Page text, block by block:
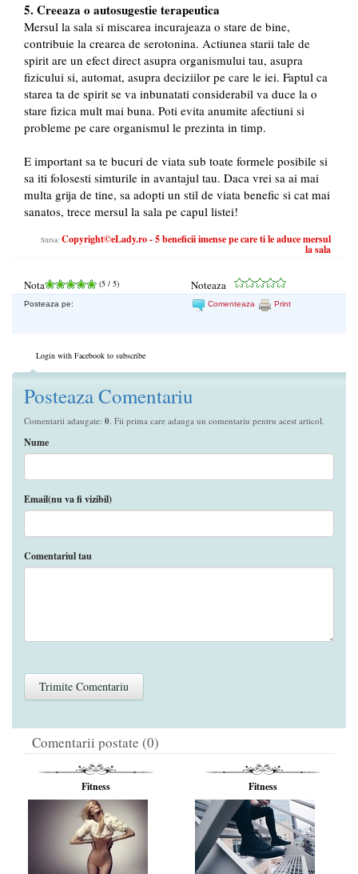
5. Creeaza o autosugestie terapeutica
Mersul la sala si miscarea incurajeaza o stare de bine,
contribuie la crearea de serotonina. Actiunea starii tale de
spirit are un efect direct asupra organismului tau, asupra
fizicului si, automat, asupra deciziilor pe care le iei. Faptul ca
starea ta de spirit se va inbunatati considerabil va duce la o
stare fizica mult mai buna. Poti evita anumite afectiuni si
probleme pe care organismul le prezinta in timp.
E important sa te bucuri de viata sub toate formele posibile si
sa iti folosesti simturile in avantajul tau. Daca vrei sa ai mai
multa grija de tine, sa adopti un stil de viata benefic si cat mai
sanatos, trece mersul la sala pe capul listei!
Sursa: Copyright©eLady.ro - 5 beneficii imense pe care ti le aduce mersul
la sala
Nota (5 / 5) Noteaza
Posteaza pe: Comenteaza Print
Login with Facebook to subscribe
Posteaza Comentariu
Comentarii adaugate: 0. Fii prima care adauga un comentariu pentru acest articol.
Nume
Email(nu va fi vizibil)
Comentariul tau
Comentarii postate (0)
Fitness Fitness